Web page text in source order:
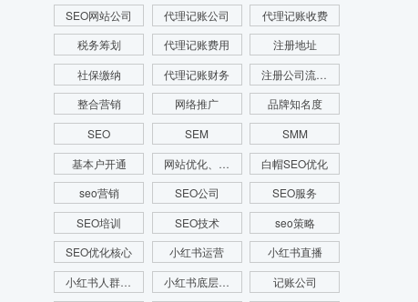
SEO网站公司
代理记账公司
代理记账收费
税务筹划
代理记账费用
注册地址
社保缴纳
代理记账财务
注册公司流程费用
整合营销
网络推广
品牌知名度
SEO
SEM
SMM
基本户开通
网站优化、SEO优化、SEO网站优化、关键词优化
白帽SEO优化
seo营销
SEO公司
SEO服务
SEO培训
SEO技术
seo策略
SEO优化核心
小红书运营
小红书直播
小红书人群画像
小红书底层逻辑
记账公司